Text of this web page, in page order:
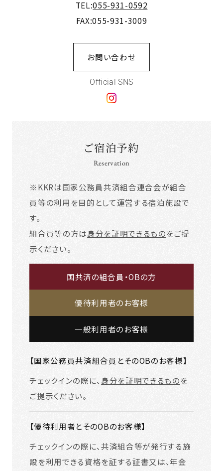
TEL:055-931-0592
FAX:055-931-3009
お問い合わせ
Official SNS
ご宿泊予約
Reservation
※KKRは国家公務員共済組合連合会が組合
員等の利用を目的として運営する宿泊施設で
す。
組合員等の方は身分を証明できるものをご提
示ください。
国共済の組合員・OBの方
優待利用者のお客様
一般利用者のお客様
【国家公務員共済組合員とそのOBのお客様】
チェックインの際に、 身分を証明できるものを
ご提示ください。
【優待利用者とそのOBのお客様】
チェックインの際に、共済組合等が発行する施
設を利用できる資格を証する証書又は、年金